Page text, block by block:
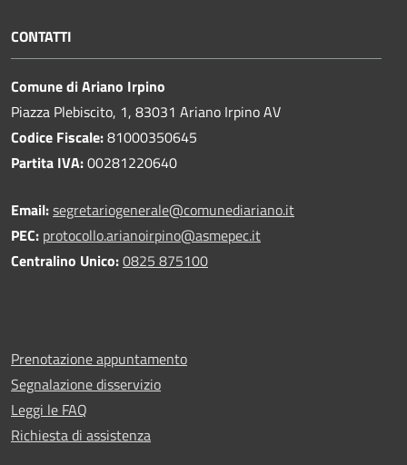
CONTATTI
Comune di Ariano Irpino
Piazza Plebiscito, 1, 83031 Ariano Irpino AV
Codice Fiscale:81000350645
Partita IVA:00281220640
Email:segretariogenerale@comunediariano.it
PEC: protocollo.arianoirpino@asmepec.it
Centralino Unico:0825 875100
Prenotazione appuntamento
Segnalazione disservizio
Leggi le FAQ
Richiesta di assistenza